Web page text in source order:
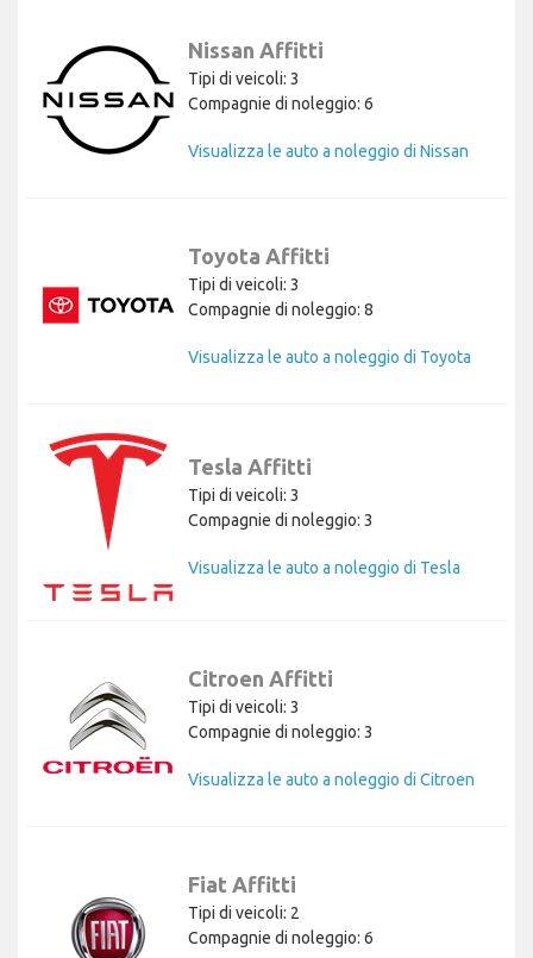
Nissan Affitti
Tipi di veicoli: 3
Compagnie di noleggio: 6
Visualizza le auto a noleggio di Nissan
Toyota Affitti
Tipi di veicoli: 3
Compagnie di noleggio: 8
Visualizza le auto a noleggio di Toyota
Tesla Affitti
Tipi di veicoli: 3
Compagnie di noleggio: 3
Visualizza le auto a noleggio di Tesla
Citroen Affitti
Tipi di veicoli: 3
Compagnie di noleggio: 3
Visualizza le auto a noleggio di Citroen
Fiat Affitti
Tipi di veicoli: 2
Compagnie di noleggio: 6